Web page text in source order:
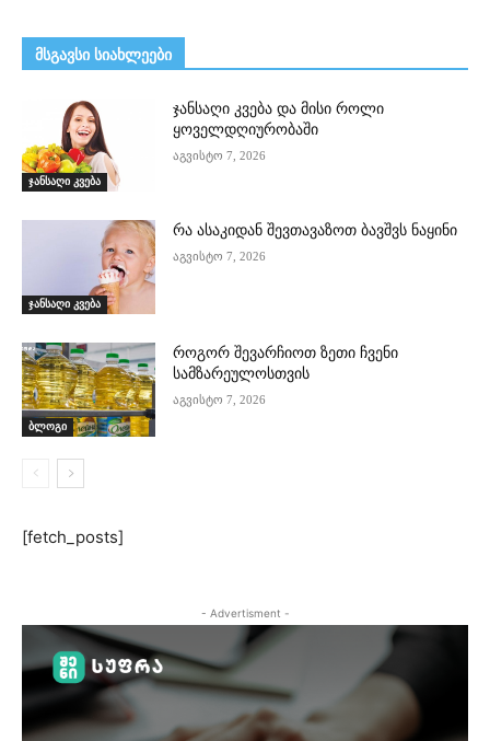
მსგავსი სიახლეები
ჯანსაღი კვება
ჯანსაღი კვება და მისი როლი
ყოველდღიურობაში
აგვისტო 7, 2026
ჯანსაღი კვება
რა ასაკიდან შევთავაზოთ ბავშვს ნაყინი
აგვისტო 7, 2026
ბლოგი
როგორ შევარჩიოთ ზეთი ჩვენი
სამზარეულოსთვის
აგვისტო 7, 2026
[fetch_posts]
- Advertisment -